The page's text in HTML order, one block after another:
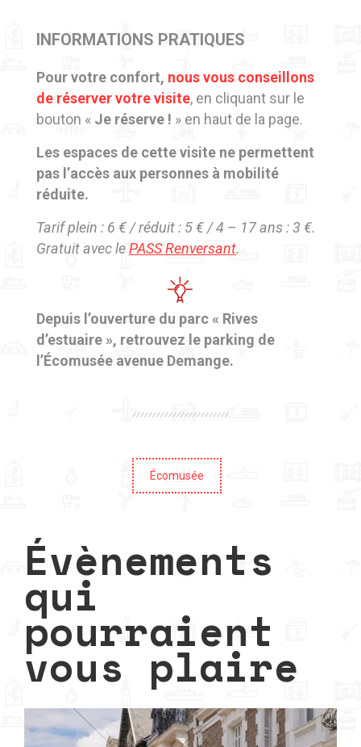
INFORMATIONS PRATIQUES
Pour votre confort, nous vous conseillons
de réserver votre visite, en cliquant sur le
bouton « Je réserve ! » en haut de la page.
Les espaces de cette visite ne permettent
pas l’accès aux personnes à mobilité
réduite.
Tarif plein : 6 € / réduit : 5 € / 4 – 17 ans : 3 €.
Gratuit avec lePASS Renversant.
Depuis l’ouverture du parc « Rives
d’estuaire », retrouvez le parking de
l’Écomusée avenue Demange.
Écomusée
Évènements
qui
pourraient
vous plaire